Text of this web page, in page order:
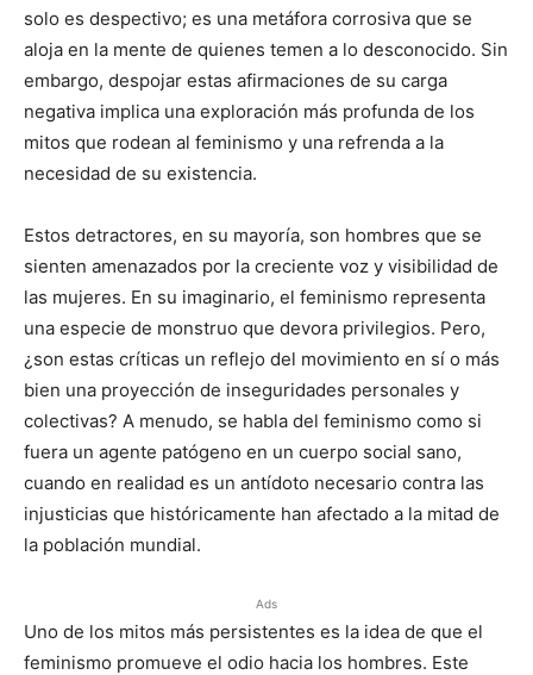
solo es despectivo; es una metáfora corrosiva que se
aloja en la mente de quienes temen a lo desconocido. Sin
embargo, despojar estas afirmaciones de su carga
negativa implica una exploración más profunda de los
mitos que rodean al feminismo y una refrenda a la
necesidad de su existencia.
Estos detractores, en su mayoría, son hombres que se
sienten amenazados por la creciente voz y visibilidad de
las mujeres. En su imaginario, el feminismo representa
una especie de monstruo que devora privilegios. Pero,
¿son estas críticas un reflejo del movimiento en sí o más
bien una proyección de inseguridades personales y
colectivas? A menudo, se habla del feminismo como si
fuera un agente patógeno en un cuerpo social sano,
cuando en realidad es un antídoto necesario contra las
injusticias que históricamente han afectado a la mitad de
la población mundial.
Ads
Uno de los mitos más persistentes es la idea de que el
feminismo promueve el odio hacia los hombres. Este